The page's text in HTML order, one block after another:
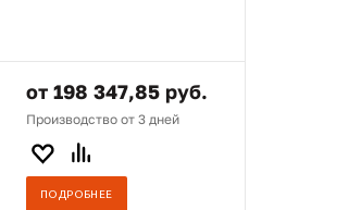
от 198 347,85 руб.
Производство от 3 дней
ПОДРОБНЕЕ